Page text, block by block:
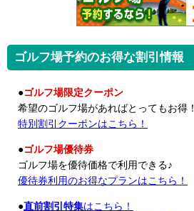
ゴルフ場予約のお得な割引情報
●ゴルフ場限定クーポン
希望のゴルフ場があればとってもお得！
特別割引クーポンはこちら！
●ゴルフ場優待券
ゴルフ場を優待価格で利用できる♪
優待券利用のお得なプランはこちら！
●直前割引特集はこちら！